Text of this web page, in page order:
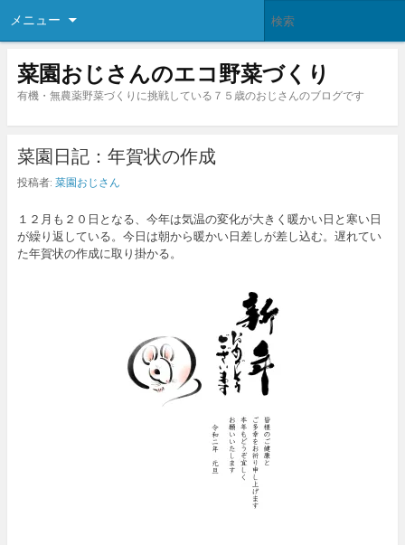
メニュー
菜園おじさんのエコ野菜づくり
有機・無農薬野菜づくりに挑戦している７５歳のおじさんのブログです
菜園日記：年賀状の作成
投稿者: 菜園おじさん
１２月も２０日となる、今年は気温の変化が大きく暖かい日と寒い日
が繰り返している。今日は朝から暖かい日差しが差し込む。遅れてい
た年賀状の作成に取り掛かる。